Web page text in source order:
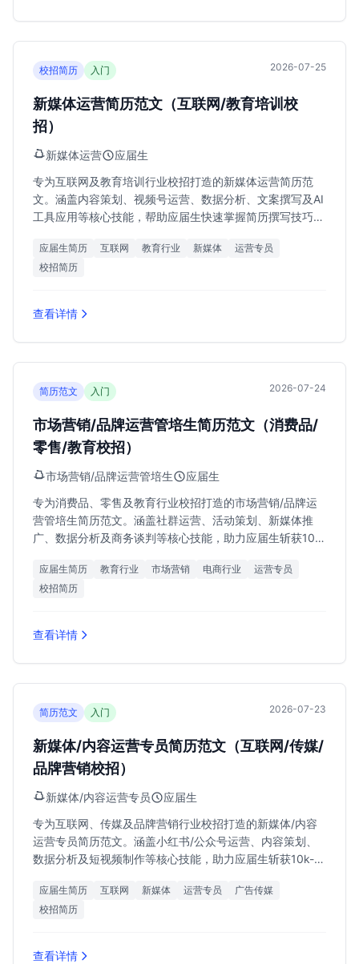
校招简历 入门 2026-07-25
新媒体运营简历范文（互联网/教育培训校
招）
新媒体运营
应届生
专为互联网及教育培训行业校招打造的新媒体运营简历范
文。涵盖内容策划、视频号运营、数据分析、文案撰写及AI
工具应用等核心技能，帮助应届生快速掌握简历撰写技巧，
应届生简历 互联网 教育行业 新媒体
运营专员
校招简历
查看详情
简历范文 入门 2026-07-24
市场营销/品牌运营管培生简历范文（消费品/
零售/教育校招）
市场营销/品牌运营管培生
应届生
专为消费品、零售及教育行业校招打造的市场营销/品牌运
营管培生简历范文。涵盖社群运营、活动策划、新媒体推
广、数据分析及商务谈判等核心技能，助力应届生斩获10k-
应届生简历 教育行业 市场营销 电商行业
运营专员
校招简历
查看详情
简历范文 入门 2026-07-23
新媒体/内容运营专员简历范文（互联网/传媒/
品牌营销校招）
新媒体/内容运营专员
应届生
专为互联网、传媒及品牌营销行业校招打造的新媒体/内容
运营专员简历范文。涵盖小红书/公众号运营、内容策划、
数据分析及短视频制作等核心技能，助力应届生斩获10k-
应届生简历 互联网 新媒体 运营专员
广告传媒
校招简历
查看详情